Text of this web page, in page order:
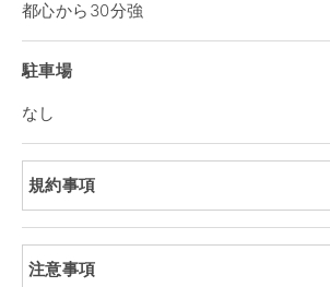
都心から30分強
駐車場
なし
規約事項
注意事項